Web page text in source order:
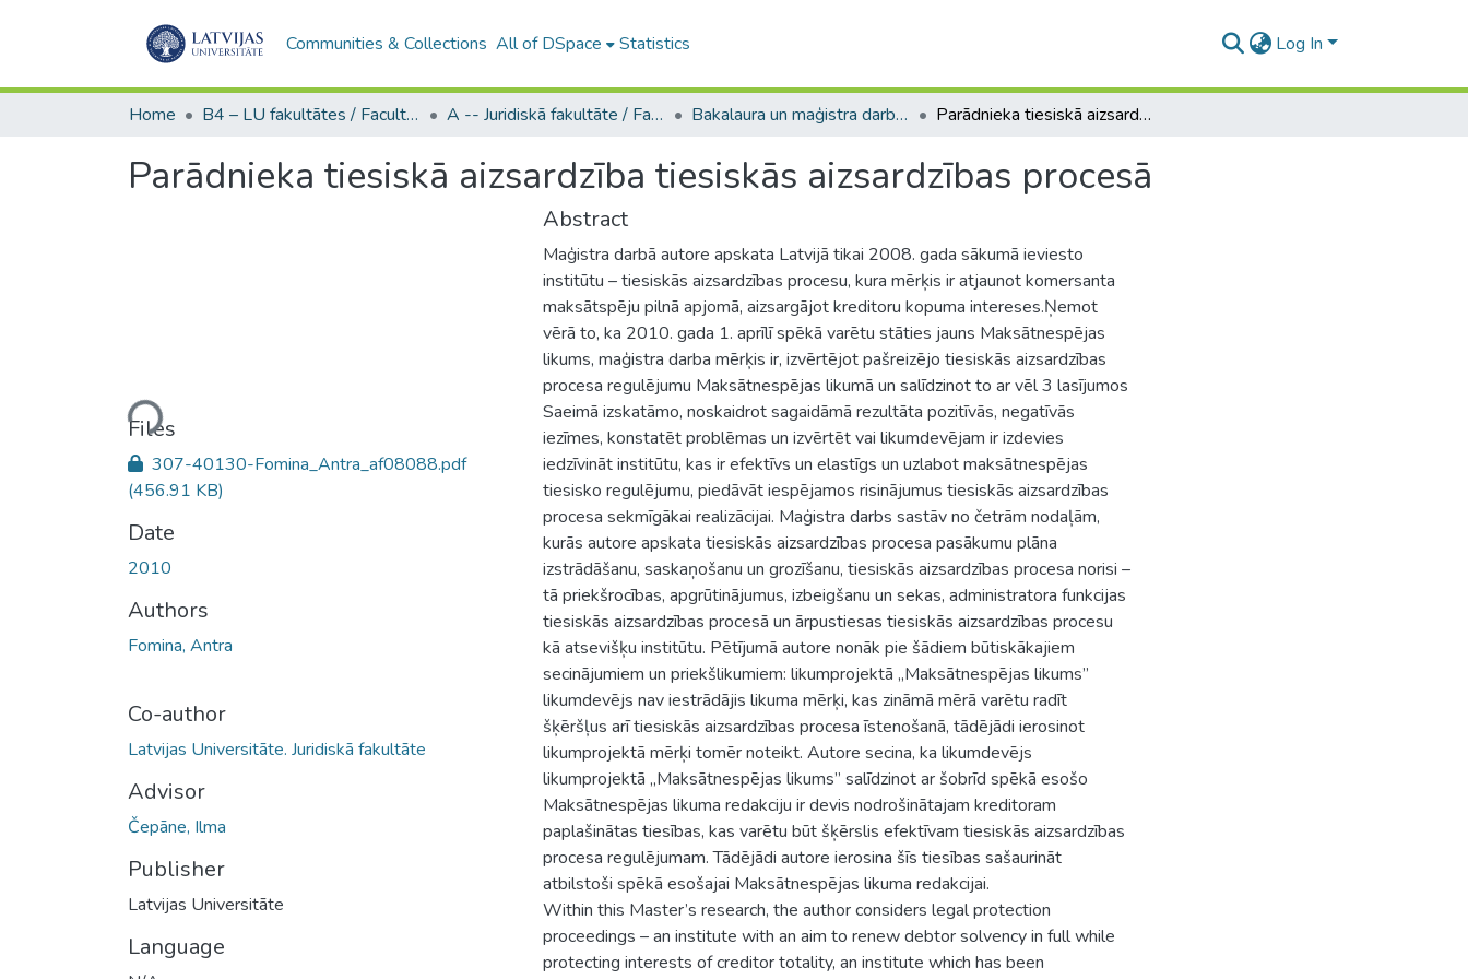
Communities & Collections All of DSpace Statistics Log In
Home B4 – LU fakultātes / Faculties of the UL A -- Juridiskā fakultāte / Faculty of Law Bakalaura un maģistra darbi (JF) / Bachelor's and Master's theses Parādnieka tiesiskā aizsardzība tiesiskās aizsardzības procesā
Parādnieka tiesiskā aizsardzība tiesiskās aizsardzības procesā
Loading...
Files
307-40130-Fomina_Antra_af08088.pdf
(456.91 KB)
Date
2010
Authors
Fomina, Antra
Co-author
Latvijas Universitāte. Juridiskā fakultāte
Advisor
Čepāne, Ilma
Publisher
Latvijas Universitāte
Language
Abstract
Maģistra darbā autore apskata Latvijā tikai 2008. gada sākumā ieviesto
institūtu – tiesiskās aizsardzības procesu, kura mērķis ir atjaunot komersanta
maksātspēju pilnā apjomā, aizsargājot kreditoru kopuma intereses.Ņemot
vērā to, ka 2010. gada 1. aprīlī spēkā varētu stāties jauns Maksātnespējas
likums, maģistra darba mērķis ir, izvērtējot pašreizējo tiesiskās aizsardzības
procesa regulējumu Maksātnespējas likumā un salīdzinot to ar vēl 3 lasījumos
Saeimā izskatāmo, noskaidrot sagaidāmā rezultāta pozitīvās, negatīvās
iezīmes, konstatēt problēmas un izvērtēt vai likumdevējam ir izdevies
iedzīvināt institūtu, kas ir efektīvs un elastīgs un uzlabot maksātnespējas
tiesisko regulējumu, piedāvāt iespējamos risinājumus tiesiskās aizsardzības
procesa sekmīgākai realizācijai. Maģistra darbs sastāv no četrām nodaļām,
kurās autore apskata tiesiskās aizsardzības procesa pasākumu plāna
izstrādāšanu, saskaņošanu un grozīšanu, tiesiskās aizsardzības procesa norisi –
tā priekšrocības, apgrūtinājumus, izbeigšanu un sekas, administratora funkcijas
tiesiskās aizsardzības procesā un ārpustiesas tiesiskās aizsardzības procesu
kā atsevišķu institūtu. Pētījumā autore nonāk pie šādiem būtiskākajiem
secinājumiem un priekšlikumiem: likumprojektā „Maksātnespējas likums”
likumdevējs nav iestrādājis likuma mērķi, kas zināmā mērā varētu radīt
šķēršļus arī tiesiskās aizsardzības procesa īstenošanā, tādējādi ierosinot
likumprojektā mērķi tomēr noteikt. Autore secina, ka likumdevējs
likumprojektā „Maksātnespējas likums” salīdzinot ar šobrīd spēkā esošo
Maksātnespējas likuma redakciju ir devis nodrošinātajam kreditoram
paplašinātas tiesības, kas varētu būt šķērslis efektīvam tiesiskās aizsardzības
procesa regulējumam. Tādējādi autore ierosina šīs tiesības sašaurināt
atbilstoši spēkā esošajai Maksātnespējas likuma redakcijai.
Within this Master’s research, the author considers legal protection
proceedings – an institute with an aim to renew debtor solvency in full while
protecting interests of creditor totality, an institute which has been